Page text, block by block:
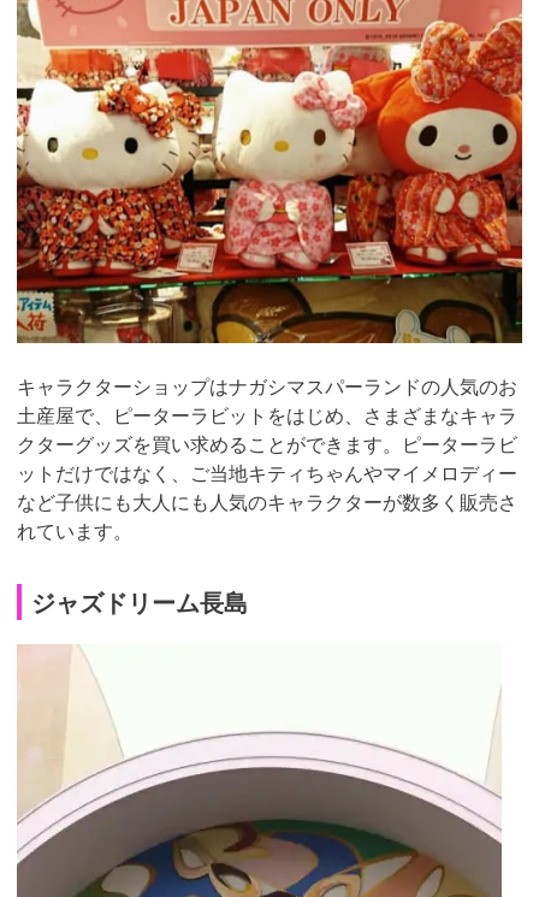
キャラクターショップはナガシマスパーランドの人気のお
土産屋で、ピーターラビットをはじめ、さまざまなキャラ
クターグッズを買い求めることができます。ピーターラビ
ットだけではなく、ご当地キティちゃんやマイメロディー
など子供にも大人にも人気のキャラクターが数多く販売さ
れています。
ジャズドリーム長島